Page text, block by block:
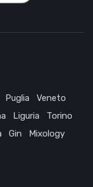
Puglia
Veneto
Liguria
Torino
Gin
Mixology